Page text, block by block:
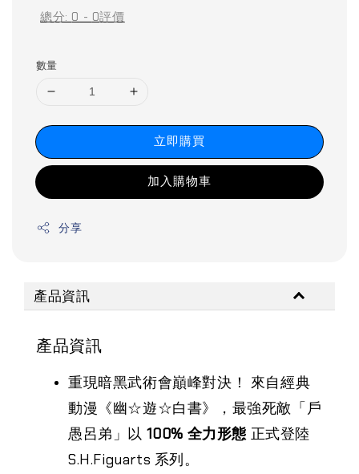
總分: 0 - 0評價
數量
立即購買
加入購物車
分享
產品資訊
產品資訊
重現暗黑武術會巔峰對決！ 來自經典
動漫《幽☆遊☆白書》，最強死敵「戶
愚呂弟」以 100% 全力形態 正式登陸
S.H.Figuarts 系列。